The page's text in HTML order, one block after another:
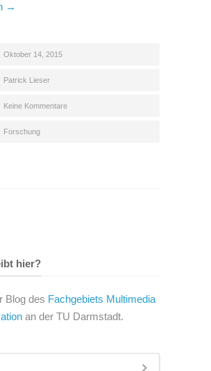
→
Oktober 14, 2015
Patrick Lieser
Keine Kommentare
Forschung
hier?
Blog des Fachgebiets Multimedia
an der TU Darmstadt.